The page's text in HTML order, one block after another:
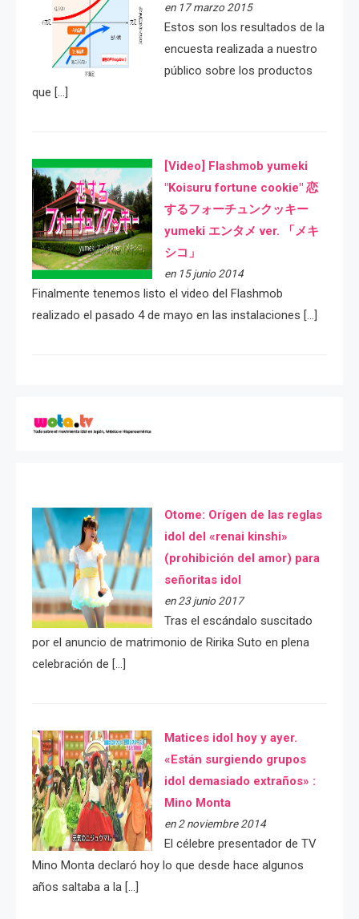
en 17 marzo 2015
Estos son los resultados de la
encuesta realizada a nuestro
público sobre los productos
que […]
[Video] Flashmob yumeki
"Koisuru fortune cookie" 恋
するフォーチュンクッキー
yumeki エンタメ ver. 「メキ
シコ」
en 15 junio 2014
Finalmente tenemos listo el video del Flashmob
realizado el pasado 4 de mayo en las instalaciones […]
Otome: Orígen de las reglas
idol del «renai kinshi»
(prohibición del amor) para
señoritas idol
en 23 junio 2017
Tras el escándalo suscitado
por el anuncio de matrimonio de Ririka Suto en plena
celebración de […]
Matices idol hoy y ayer.
«Están surgiendo grupos
idol demasiado extraños» :
Mino Monta
en 2 noviembre 2014
El célebre presentador de TV
Mino Monta declaró hoy lo que desde hace algunos
años saltaba a la […]